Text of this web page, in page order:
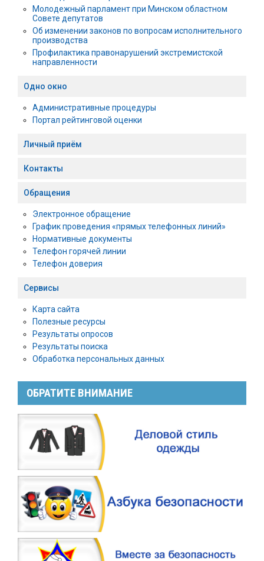
Молодежный парламент при Минском областном
Совете депутатов
Об изменении законов по вопросам исполнительного
производства
Профилактика правонарушений экстремистской
направленности
Одно окно
Административные процедуры
Портал рейтинговой оценки
Личный приём
Контакты
Обращения
Электронное обращение
График проведения «прямых телефонных линий»
Нормативные документы
Телефон горячей линии
Телефон доверия
Сервисы
Карта сайта
Полезные ресурсы
Результаты опросов
Результаты поиска
Обработка персональных данных
ОБРАТИТЕ ВНИМАНИЕ